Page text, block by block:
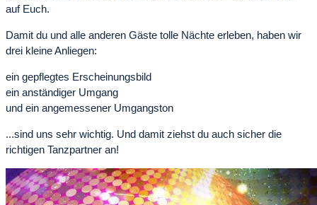
auf Euch.
Damit du und alle anderen Gäste tolle Nächte erleben, haben wir
drei kleine Anliegen:
ein gepflegtes Erscheinungsbild
ein anständiger Umgang
und ein angemessener Umgangston
...sind uns sehr wichtig. Und damit ziehst du auch sicher die
richtigen Tanzpartner an!